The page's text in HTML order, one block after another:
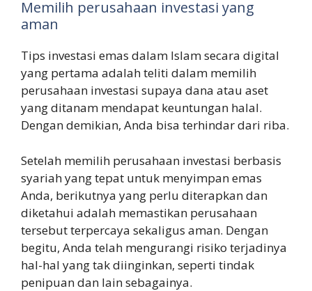
Memilih perusahaan investasi yang
aman
Tips investasi emas dalam Islam secara digital
yang pertama adalah teliti dalam memilih
perusahaan investasi supaya dana atau aset
yang ditanam mendapat keuntungan halal.
Dengan demikian, Anda bisa terhindar dari riba.
Setelah memilih perusahaan investasi berbasis
syariah yang tepat untuk menyimpan emas
Anda, berikutnya yang perlu diterapkan dan
diketahui adalah memastikan perusahaan
tersebut terpercaya sekaligus aman. Dengan
begitu, Anda telah mengurangi risiko terjadinya
hal-hal yang tak diinginkan, seperti tindak
penipuan dan lain sebagainya.